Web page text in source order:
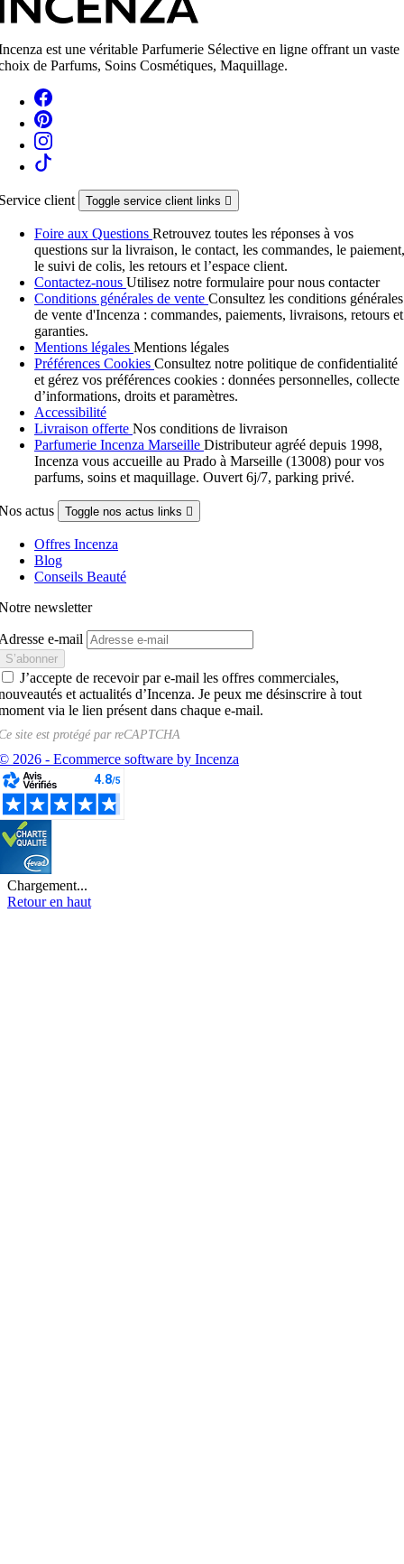
est une véritable Parfumerie Sélective en ligne offrant un vaste
de Parfums, Soins Cosmétiques, Maquillage.
client Toggle service client links 
Foire aux Questions Retrouvez toutes les réponses à vos
questions sur la livraison, le contact, les commandes, le paiement,
le suivi de colis, les retours et l’espace client.
Contactez-nous Utilisez notre formulaire pour nous contacter
Conditions générales de vente Consultez les conditions générales
de vente d'Incenza : commandes, paiements, livraisons, retours et
garanties.
Mentions légales Mentions légales
Préférences Cookies Consultez notre politique de confidentialité
et gérez vos préférences cookies : données personnelles, collecte
d’informations, droits et paramètres.
Accessibilité
Livraison offerte Nos conditions de livraison
Parfumerie Incenza Marseille Distributeur agréé depuis 1998,
Incenza vous accueille au Prado à Marseille (13008) pour vos
parfums, soins et maquillage. Ouvert 6j/7, parking privé.
actus Toggle nos actus links 
Offres Incenza
Blog
Conseils Beauté
newsletter
e-mail
J’accepte de recevoir par e-mail les offres commerciales,
et actualités d’Incenza. Je peux me désinscrire à tout
via le lien présent dans chaque e-mail.
site est protégé parreCAPTCHA
2026 - Ecommerce software by Incenza
Chargement...
Retour en haut